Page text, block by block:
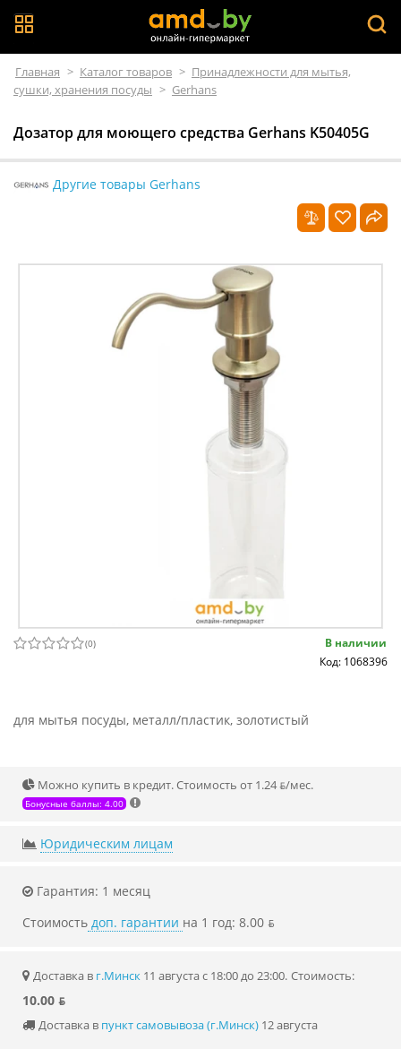
Главная > Каталог товаров > Принадлежности для мытья,
сушки, хранения посуды > Gerhans
Дозатор для моющего средства Gerhans K50405G
Другие товары Gerhans
(0)
В наличии
Код: 1068396
для мытья посуды, металл/пластик, золотистый
Можно купить в кредит. Стоимость от 1.24 ƃ/мec.
Бонусные баллы: 4.00
Юридическим лицам
Гарантия: 1 месяц
Стоимость доп. гарантии на 1 год: 8.00 ƃ
Доставка в г.Минск 11 августа с 18:00 до 23:00. Стоимость:
10.00 ƃ
Доставка в пункт самовывоза (г.Минск) 12 августа